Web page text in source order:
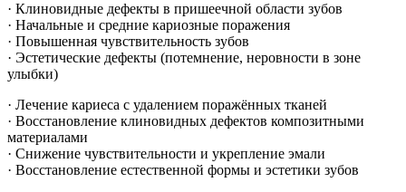
· Клиновидные дефекты в пришеечной области зубов
· Начальные и средние кариозные поражения
· Повышенная чувствительность зубов
· Эстетические дефекты (потемнение, неровности в зоне
улыбки)
· Лечение кариеса с удалением поражённых тканей
· Восстановление клиновидных дефектов композитными
материалами
· Снижение чувствительности и укрепление эмали
· Восстановление естественной формы и эстетики зубов